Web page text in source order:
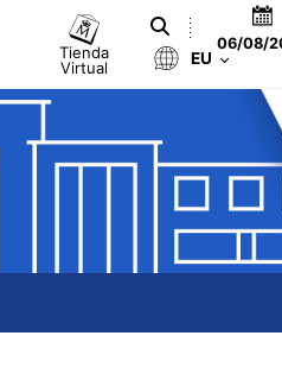
Tienda
Virtual
06/08/
EU